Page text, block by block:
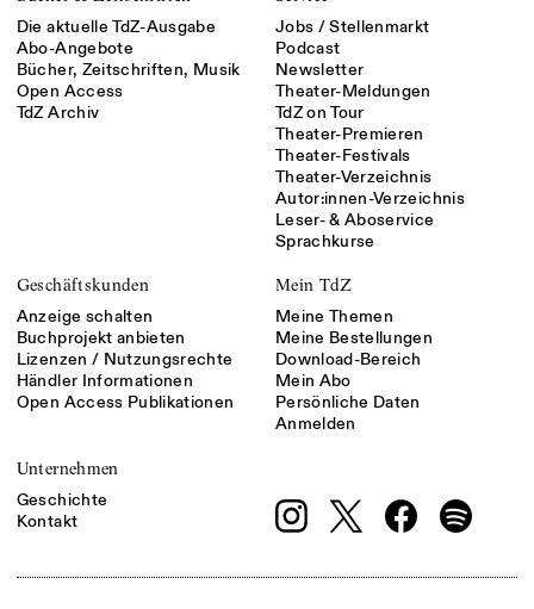
Die aktuelle TdZ-Ausgabe
Abo-Angebote
Bücher, Zeitschriften, Musik
Open Access
TdZ Archiv
Jobs / Stellenmarkt
Podcast
Newsletter
Theater-Meldungen
TdZ on Tour
Theater-Premieren
Theater-Festivals
Theater-Verzeichnis
Autor:innen-Verzeichnis
Leser- & Aboservice
Sprachkurse
Geschäftskunden
Anzeige schalten
Buchprojekt anbieten
Lizenzen / Nutzungsrechte
Händler Informationen
Open Access Publikationen
Mein TdZ
Meine Themen
Meine Bestellungen
Download-Bereich
Mein Abo
Persönliche Daten
Anmelden
Unternehmen
Geschichte
Kontakt